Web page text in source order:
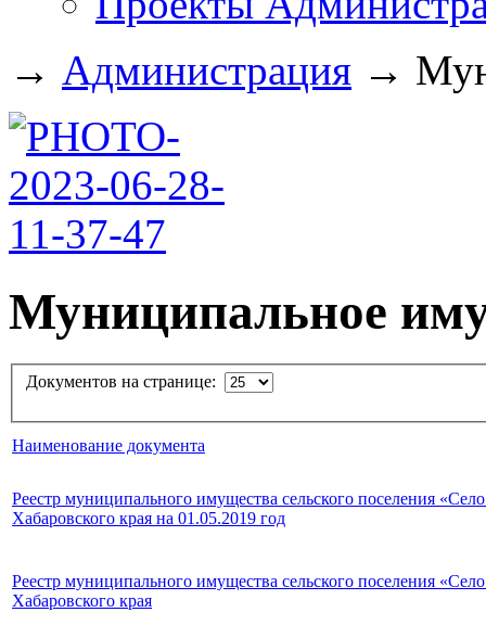
→ Администрация →
Муниципальное
Документов на странице:
Наименование документа
Реестр муниципального имущества сельского поселения
Хабаровского края на 01.05.2019 год
Реестр муниципального имущества сельского поселения
Хабаровского края